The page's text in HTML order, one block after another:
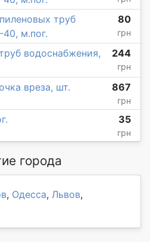
труб
м.пог.
80
грн
водоснабжения,
244
грн
вреза, шт. 867
грн
35
грн
города
, Одесса, Львов,